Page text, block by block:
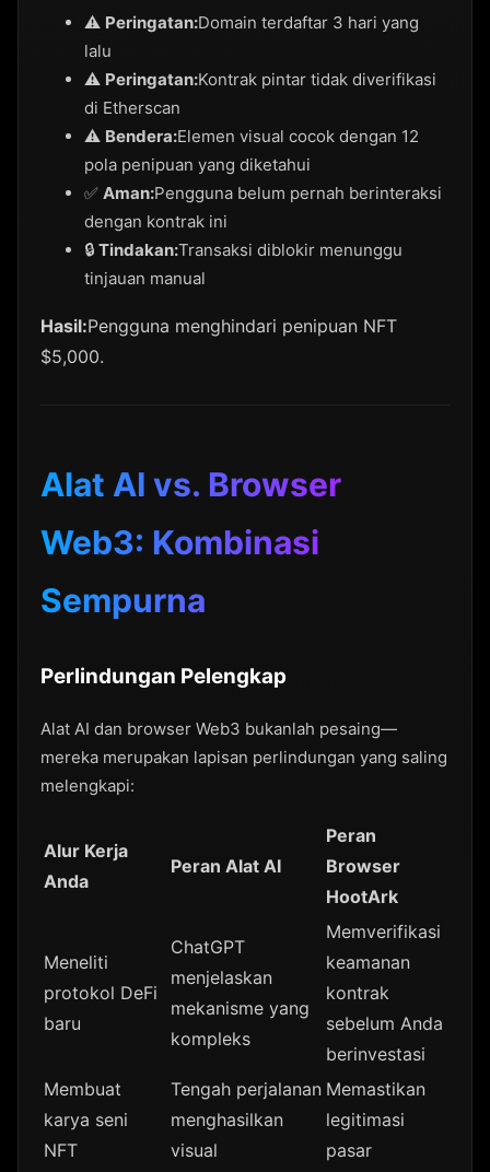
⚠️ Peringatan:Domain terdaftar 3 hari yang
lalu
⚠️ Peringatan:Kontrak pintar tidak diverifikasi
di Etherscan
⚠️ Bendera:Elemen visual cocok dengan 12
pola penipuan yang diketahui
✅ Aman:Pengguna belum pernah berinteraksi
dengan kontrak ini
🔒 Tindakan:Transaksi diblokir menunggu
tinjauan manual
Hasil:Pengguna menghindari penipuan NFT
$5,000.
Alat AI vs. Browser
Web3: Kombinasi
Sempurna
Perlindungan Pelengkap
Alat AI dan browser Web3 bukanlah pesaing—
mereka merupakan lapisan perlindungan yang saling
melengkapi:
Alur Kerja
Anda
Peran Alat AI
Peran
Browser
HootArk
Meneliti
protokol DeFi
baru
ChatGPT
menjelaskan
mekanisme yang
kompleks
Memverifikasi
keamanan
kontrak
sebelum Anda
berinvestasi
Membuat
karya seni
NFT
Tengah perjalanan
menghasilkan
visual
Memastikan
legitimasi
pasar